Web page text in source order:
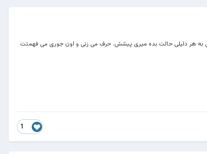
به هر دلیلی حالت بده میری پیشش، حرف می زنی و اون جوری می فهمتت
1